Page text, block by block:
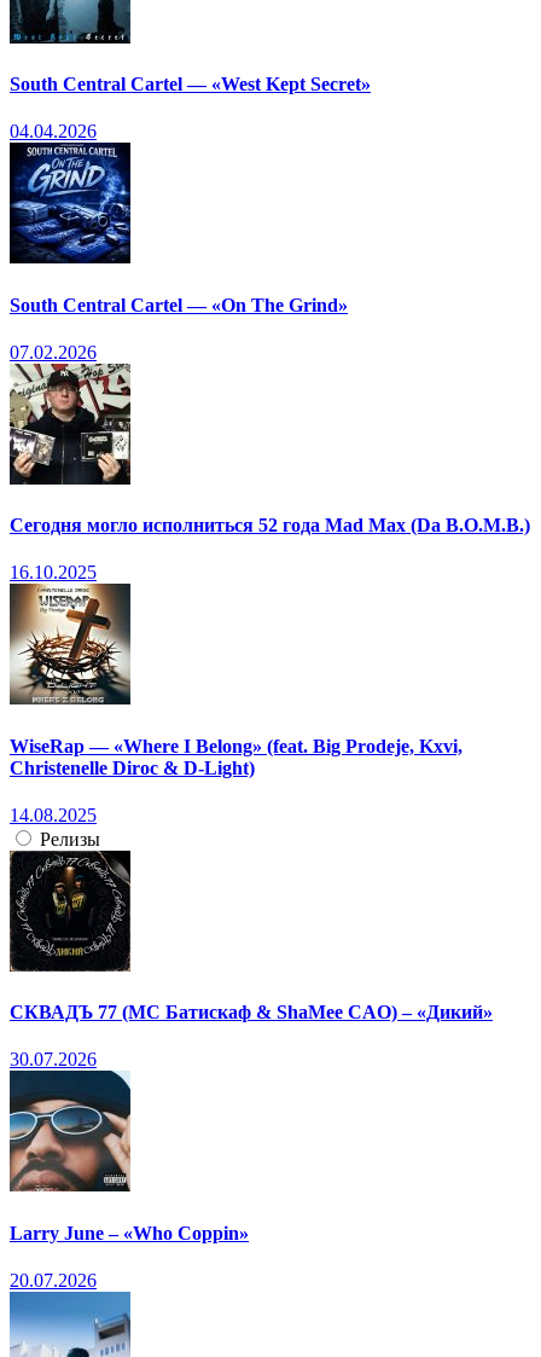
South Central Cartel — «West Kept Secret»
04.04.2026
South Central Cartel — «On The Grind»
07.02.2026
Сегодня могло исполниться 52 года Mad Max (Da B.O.M.B.)
16.10.2025
WiseRap — «Where I Belong» (feat. Big Prodeje, Kxvi,
Christenelle Diroc & D-Light)
14.08.2025
Релизы
СКВАДЪ 77 (МС Батискаф & ShaMee CAO) – «Дикий»
30.07.2026
Larry June – «Who Coppin»
20.07.2026